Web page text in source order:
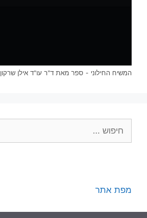
המשיח החילוני - ספר מאת ד"ר עו"ד אילן שרקון
מפת אתר